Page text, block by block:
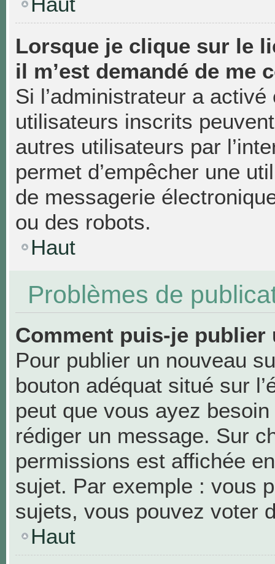
Lorsque je clique sur le
il m’est demandé de me
Si l’administrateur a
utilisateurs inscrits
autres utilisateurs par
permet d’empêcher une
de messagerie
ou des robots.
Haut
Problèmes de
Comment puis-je
Pour publier un nouveau
bouton adéquat situé sur
peut que vous ayez
rédiger un message. Sur
permissions est affichée
sujet. Par exemple : vous
sujets, vous pouvez voter
Haut